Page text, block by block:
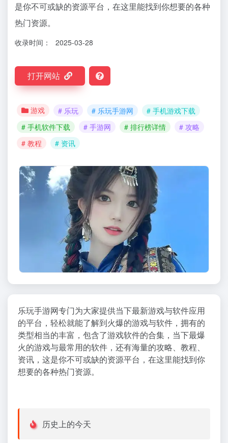
是你不可或缺的资源平台，在这里能找到你想要的各种
热门资源。
收录时间： 2025-03-28
打开网站
游戏 # 乐玩 # 乐玩手游网
# 手机游戏下载
# 手机软件下载
# 手游网 # 排行榜详情
# 攻略
# 教程
# 资讯
乐玩手游网专门为大家提供当下最新游戏与软件应用
的平台，轻松就能了解到火爆的游戏与软件，拥有的
类型相当的丰富，包含了游戏软件的合集，当下最爆
火的游戏与最常用的软件，还有海量的攻略、教程、
资讯，这是你不可或缺的资源平台，在这里能找到你
想要的各种热门资源。
历史上的今天